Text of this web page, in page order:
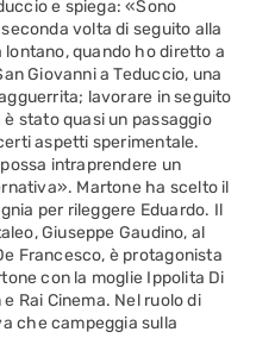
e spiega: «Sono
volta di seguito alla
lontano, quando ho diretto a
Giovanni a Teduccio, una
lavorare in seguito
stato quasi un passaggio
aspetti sperimentale.
intraprendere un
Martone ha scelto il
per rileggere Eduardo. Il
Giuseppe Gaudino, al
Francesco, è protagonista
con la moglie Ippolita Di
Rai Cinema. Nel ruolo di
che campeggia sulla